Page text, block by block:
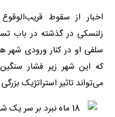
اخبار از سقوط
زلنسکی در گذشته در باب
سلفی او در کنار ورودی شهر
که این شهر زیر فشار
می‌تواند تاثیر استراتژیک